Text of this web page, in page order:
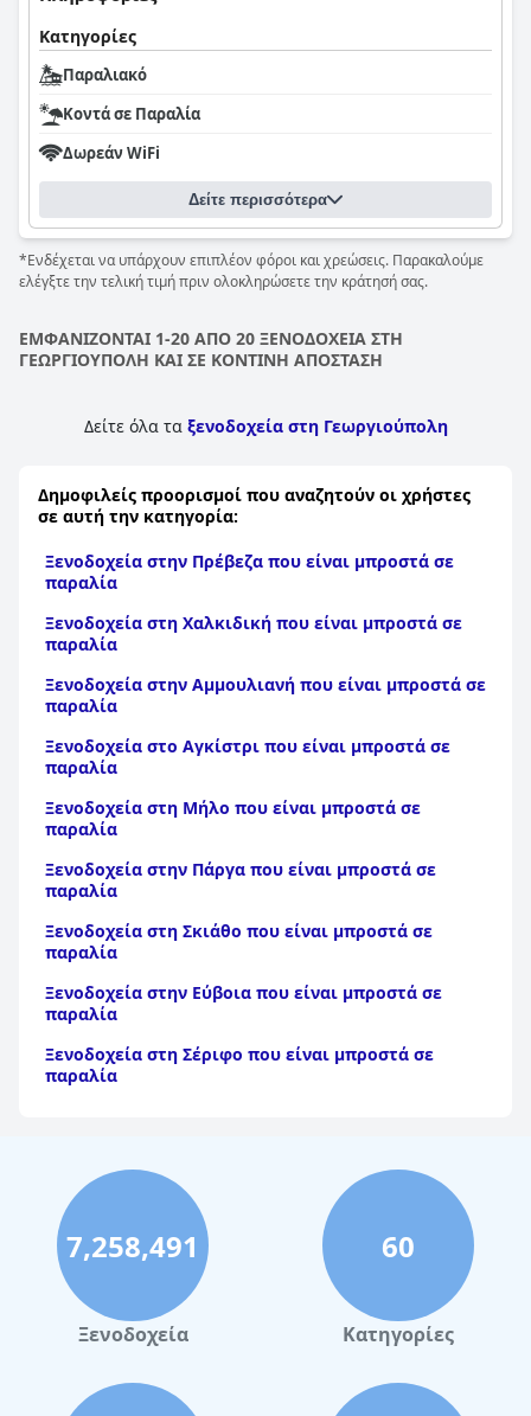
Κατηγορίες
Παραλιακό
Κοντά σε Παραλία
Δωρεάν WiFi
Δείτε περισσότερα
*Ενδέχεται να υπάρχουν επιπλέον φόροι και χρεώσεις. Παρακαλούμε
ελέγξτε την τελική τιμή πριν ολοκληρώσετε την κράτησή σας.
ΕΜΦΑΝΙΖΟΝΤΑΙ 1-20 ΑΠΟ 20 ΞΕΝΟΔΟΧΕΙΑ ΣΤΗ
ΓΕΩΡΓΙΟΥΠΟΛΗ ΚΑΙ ΣΕ ΚΟΝΤΙΝΗ ΑΠΟΣΤΑΣΗ
Δείτε όλα τα ξενοδοχεία στη Γεωργιούπολη
Δημοφιλείς προορισμοί που αναζητούν οι χρήστες
σε αυτή την κατηγορία:
Ξενοδοχεία στην Πρέβεζα που είναι μπροστά σε
παραλία
Ξενοδοχεία στη Χαλκιδική που είναι μπροστά σε
παραλία
Ξενοδοχεία στην Αμμουλιανή που είναι μπροστά σε
παραλία
Ξενοδοχεία στο Αγκίστρι που είναι μπροστά σε
παραλία
Ξενοδοχεία στη Μήλο που είναι μπροστά σε
παραλία
Ξενοδοχεία στην Πάργα που είναι μπροστά σε
παραλία
Ξενοδοχεία στη Σκιάθο που είναι μπροστά σε
παραλία
Ξενοδοχεία στην Εύβοια που είναι μπροστά σε
παραλία
Ξενοδοχεία στη Σέριφο που είναι μπροστά σε
παραλία
Ξενοδοχεία στην Κρήτη που είναι μπροστά σε
παραλία
7,258,491
Ξενοδοχεία
60
Κατηγορίες